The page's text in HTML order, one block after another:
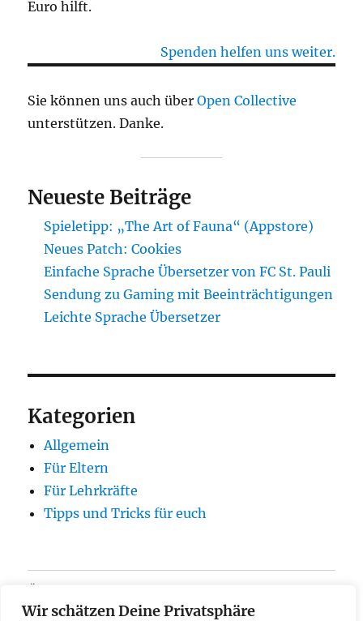
Wir schätzen Deine Privatsphäre
Euro hilft.
Spenden helfen uns weiter.
Sie können uns auch überOpen Collective
unterstützen. Danke.
Neueste Beiträge
Spieletipp: „The Art of Fauna“ (Appstore)
Neues Patch: Cookies
Einfache Sprache Übersetzer von FC St. Pauli
Sendung zu Gaming mit Beeinträchtigungen
Leichte Sprache Übersetzer
Kategorien
Allgemein
Für Eltern
Für Lehrkräfte
Tipps und Tricks für euch